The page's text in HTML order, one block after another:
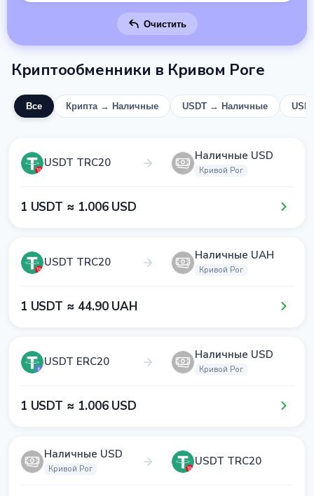
Очистить
Криптообменники в Кривом Роге
Все Крипта → Наличные USDT → Наличные
USDT TRC20 Наличные USD
Кривой Рог
1​ USDT ≈ 1​.0​0​6​ USD
USDT TRC20 Наличные UAH
Кривой Рог
1​ USDT ≈ 4​4​.9​0​ UAH
USDT ERC20 Наличные USD
Кривой Рог
1​ USDT ≈ 1​.0​0​6​ USD
Наличные USD
Кривой Рог
USDT TRC20